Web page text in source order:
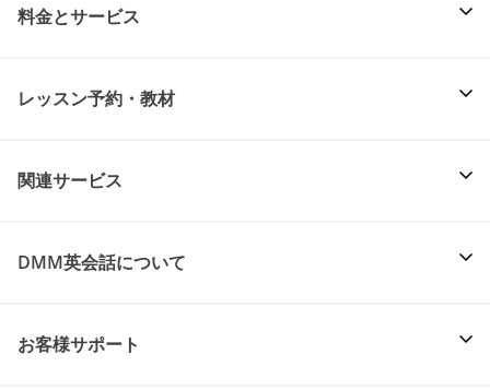
料金とサービス
レッスン予約・教材
関連サービス
DMM英会話について
お客様サポート